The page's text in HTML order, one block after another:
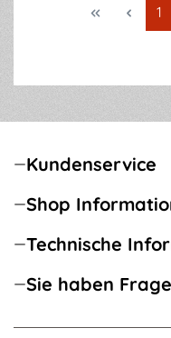
1
Kundenservice
Shop
Technische
Sie haben